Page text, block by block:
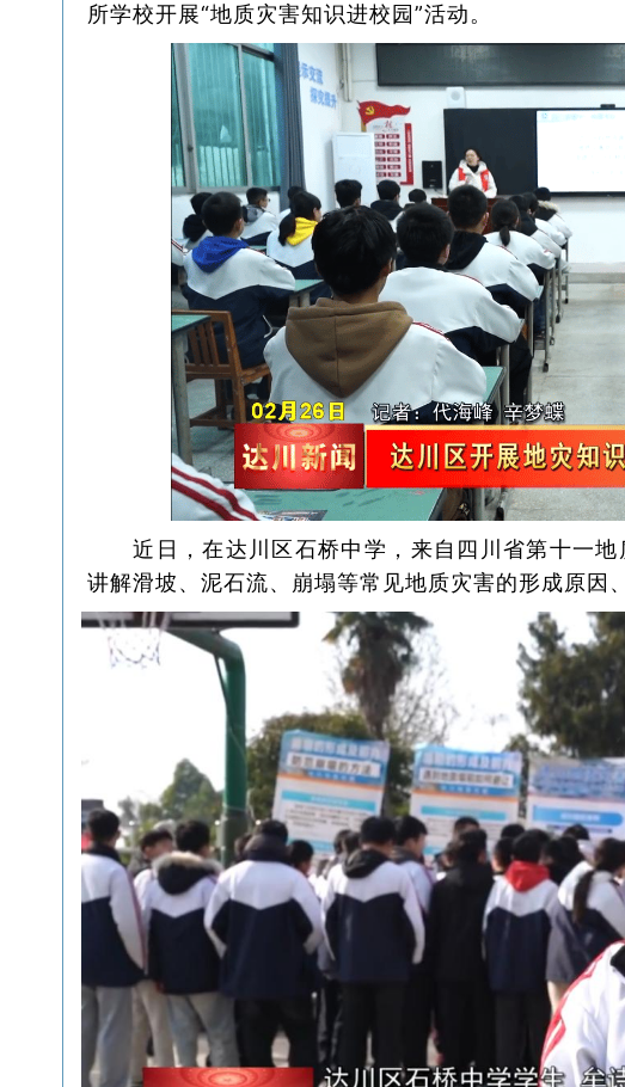
所学校开展“地质灾害知识进校园”活动。
近日，在达川区石桥中学，来自四川省第十一
讲解滑坡、泥石流、崩塌等常见地质灾害的形成原因